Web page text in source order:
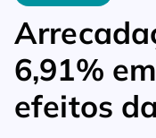
6,91%
efeitos